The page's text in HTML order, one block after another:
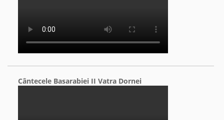
Cântecele Basarabiei II Vatra Dornei